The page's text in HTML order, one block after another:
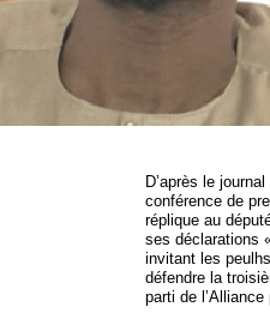
D’après le
conférence de
réplique au
ses déclarations
invitant les
défendre la
parti de